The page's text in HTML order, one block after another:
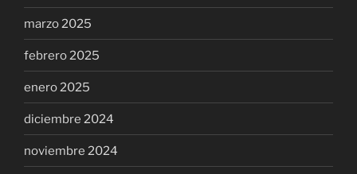
marzo 2025
febrero 2025
enero 2025
diciembre 2024
noviembre 2024